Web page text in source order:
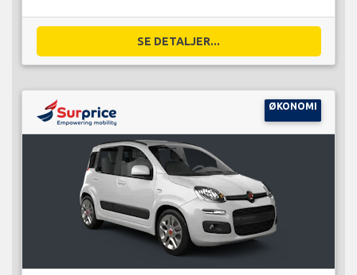
SE DETALJER...
ØKONOMI